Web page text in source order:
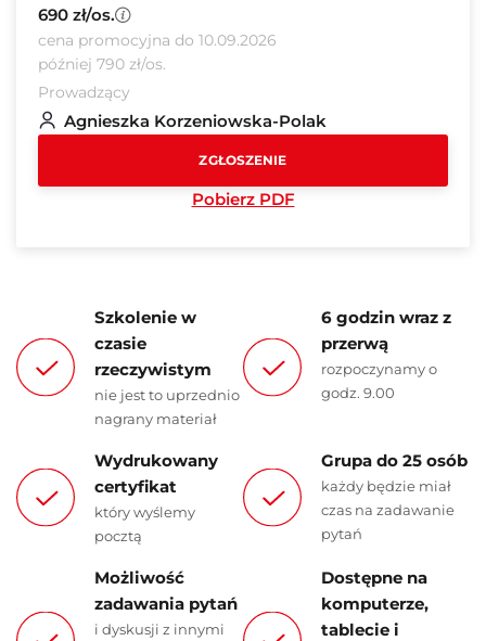
690 zł/os.
cena promocyjna do 10.09.2026
później 790 zł/os.
Prowadzący
Agnieszka Korzeniowska-Polak
ZGŁOSZENIE
Pobierz PDF
Szkolenie w
czasie
rzeczywistym
nie jest to uprzednio
nagrany materiał
6 godzin wraz z
przerwą
rozpoczynamy o
godz. 9.00
Wydrukowany
certyfikat
który wyślemy
pocztą
Grupa do 25 osób
każdy będzie miał
czas na zadawanie
pytań
Możliwość
zadawania pytań
i dyskusji z innymi
Dostępne na
komputerze,
tablecie i